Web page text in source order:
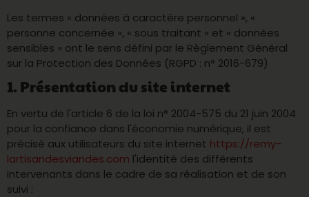
Les termes « données à caractère personnel », «
personne concernée », « sous traitant » et « données
sensibles » ont le sens défini par le Règlement Général
sur la Protection des Données (RGPD : n° 2016-679)
1. Présentation du site internet
En vertu de l'article 6 de la loi n° 2004-575 du 21 juin 2004
pour la confiance dans l'économie numérique, il est
précisé aux utilisateurs du site internet https://remy-
lartisandesviandes.com l'identité des différents
intervenants dans le cadre de sa réalisation et de son
suivi :